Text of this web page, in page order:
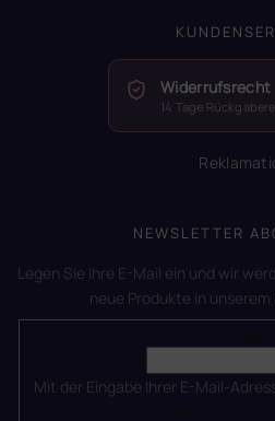
Widerrufsrecht
14 Tage
NEWSLETTER
Legen Sie Ihre E-Mail ein und wir
neue Produkte in
Mit der Eingabe Ihrer E-Mail-